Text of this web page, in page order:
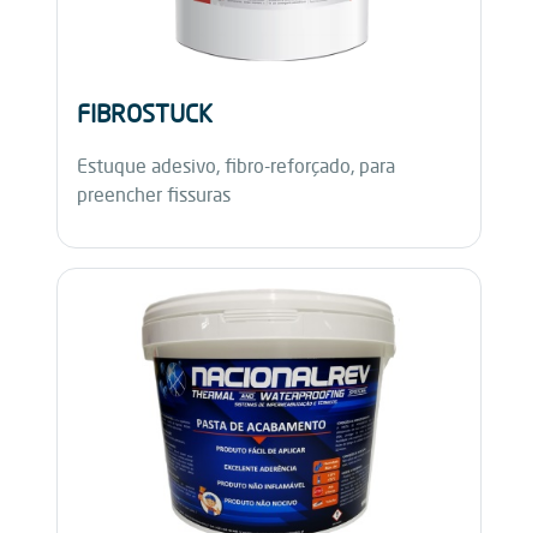
FIBROSTUCK
Estuque adesivo, fibro-reforçado, para
preencher fissuras